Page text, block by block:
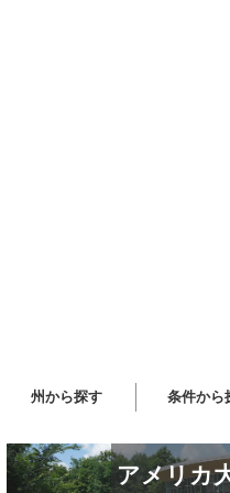
州から探す 条件から
アメリカ